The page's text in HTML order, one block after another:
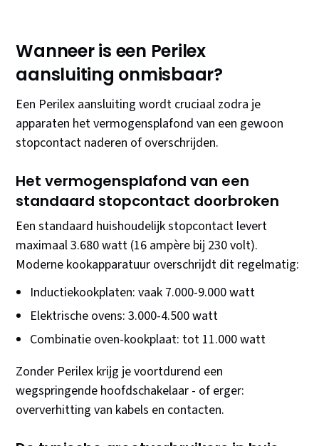
Wanneer is een Perilex
aansluiting onmisbaar?
Een Perilex aansluiting wordt cruciaal zodra je
apparaten het vermogensplafond van een gewoon
stopcontact naderen of overschrijden.
Het vermogensplafond van een
standaard stopcontact doorbroken
Een standaard huishoudelijk stopcontact levert
maximaal 3.680 watt (16 ampère bij 230 volt).
Moderne kookapparatuur overschrijdt dit regelmatig:
Inductiekookplaten: vaak 7.000-9.000 watt
Elektrische ovens: 3.000-4.500 watt
Combinatie oven-kookplaat: tot 11.000 watt
Zonder Perilex krijg je voortdurend een
wegspringende hoofdschakelaar - of erger:
oververhitting van kabels en contacten.